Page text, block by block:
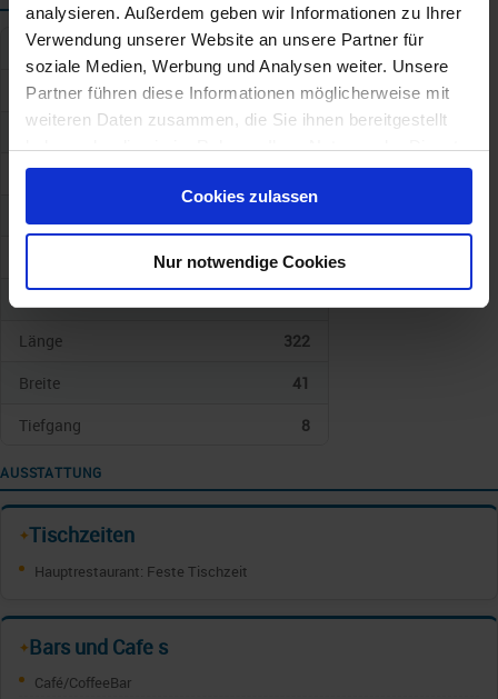
analysieren. Außerdem geben wir Informationen zu Ihrer
Verwendung unserer Website an unsere Partner für
soziale Medien, Werbung und Analysen weiter. Unsere
Partner führen diese Informationen möglicherweise mit
weiteren Daten zusammen, die Sie ihnen bereitgestellt
haben oder die sie im Rahmen Ihrer Nutzung der Dienste
gesammelt haben.
Cookies zulassen
Nur notwendige Cookies
Schiffskategorie
Schiffstyp
Norwegian Cruise Line
Baujahr
2026
Geschwindigkeit
22 kn
3571
Länge
322
Breite
41
Tiefgang
8
AUSSTATTUNG
✦Tischzeiten
Hauptrestaurant: Feste Tischzeit
✦Bars und Cafe s
Café/CoffeeBar